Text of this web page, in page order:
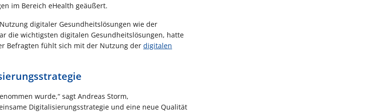
im Bereich eHealth geäußert.
digitaler Gesundheitslösungen wie der
die wichtigsten digitalen Gesundheitslösungen, hatte
Befragten fühlt sich mit der Nutzung der digitalen
wurde,“ sagt Andreas Storm,
Digitalisierungsstrategie und eine neue Qualität